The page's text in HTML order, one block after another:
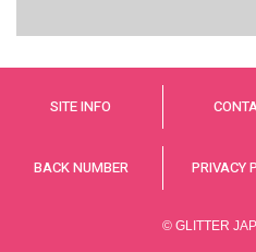
SITE INFO
BACK NUMBER PRIVACY
© GLITTER